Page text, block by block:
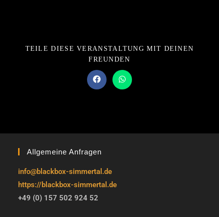
TEILE DIESE VERANSTALTUNG MIT DEINEN
FREUNDEN
Allgemeine Anfragen
info@blackbox-simmertal.de
https://blackbox-simmertal.de
+49 (0) 157 502 924 52